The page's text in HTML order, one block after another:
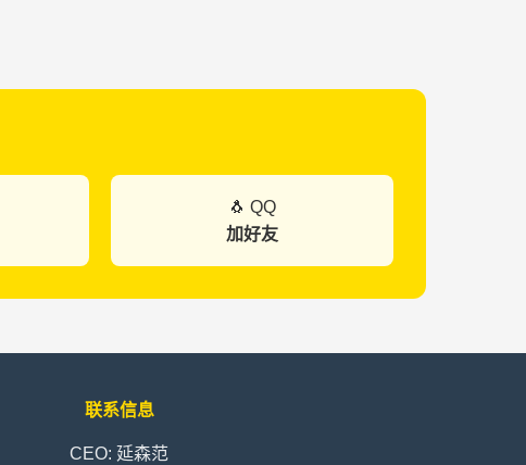
🐧 QQ
加好友
联系信息
CEO: 延森范